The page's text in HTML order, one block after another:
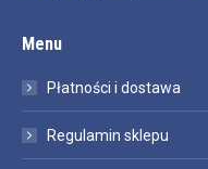
Menu
Płatności i dostawa
Regulamin sklepu